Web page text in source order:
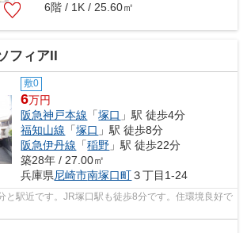
6階 / 1K / 25.60㎡
フィアII
敷0
6万円
阪急神戸本線 「塚口 」駅 徒歩4分
福知山線 「塚口 」駅 徒歩8分
阪急伊丹線 「稲野 」駅 徒歩22分
築28年 / 27.00㎡
兵庫県尼崎市南塚口町３丁目1-24
と駅近です。JR塚口駅も徒歩8分です。住環境良好で